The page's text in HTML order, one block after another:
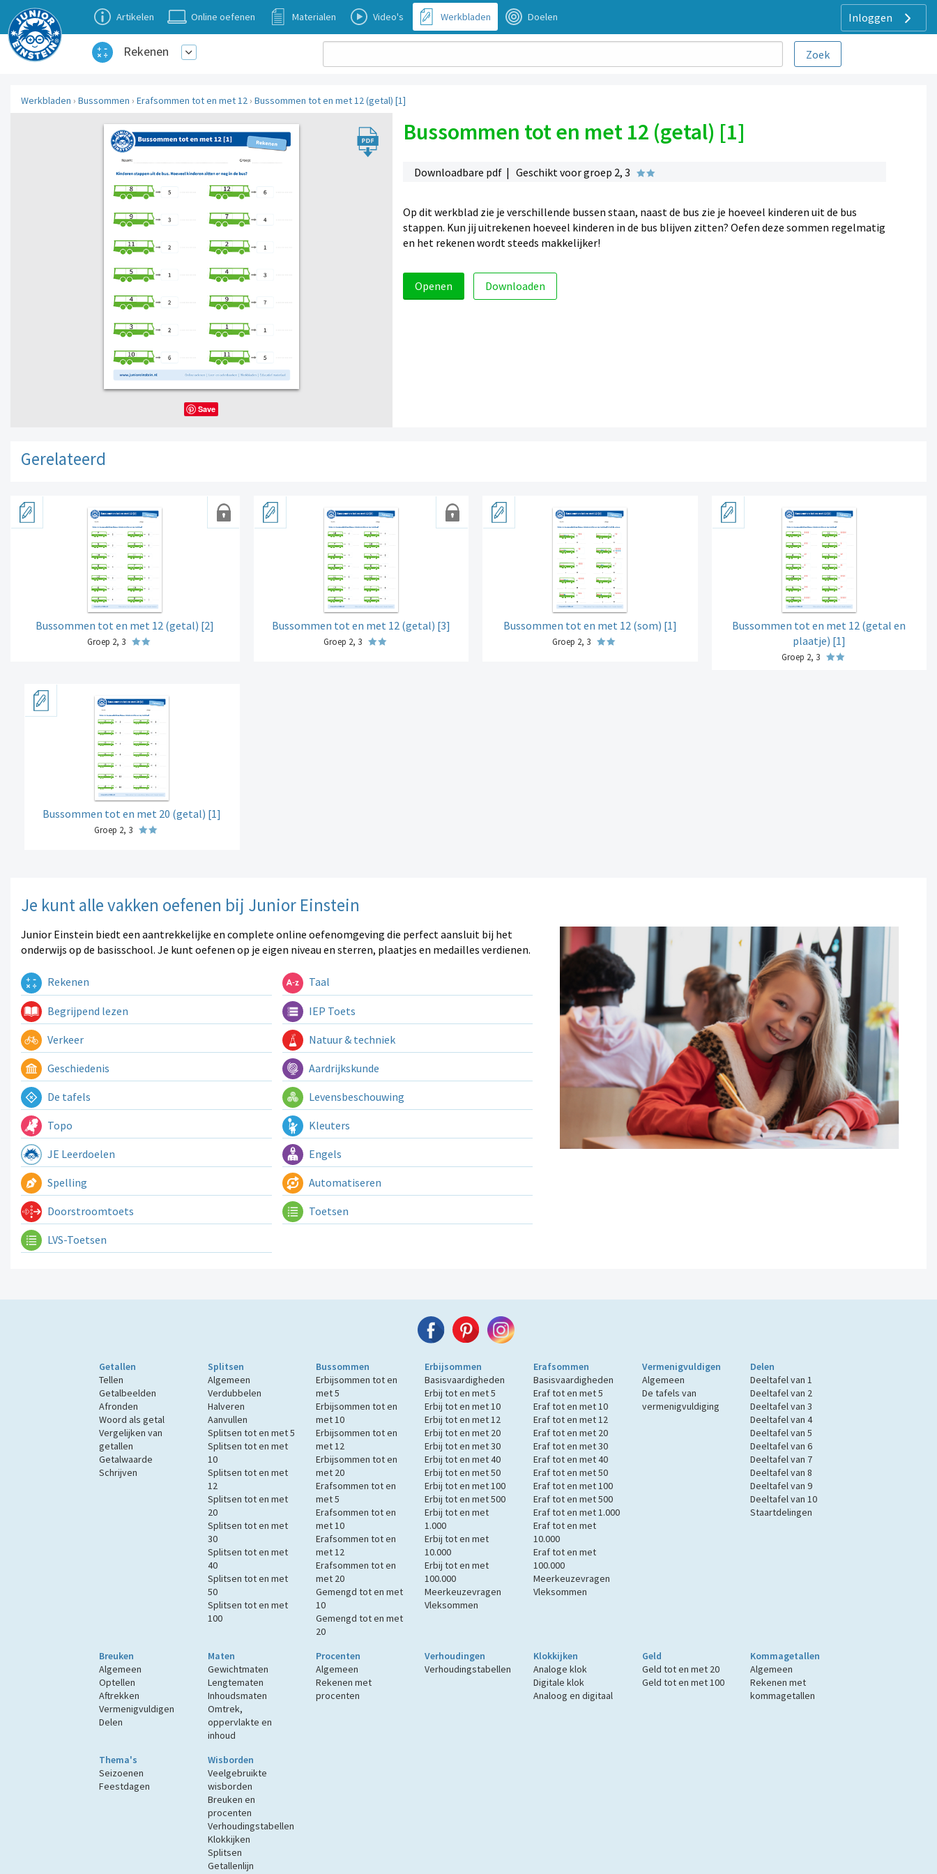
Inloggen
Artikelen Online oefenen Materialen Video's Werkbladen Doelen
Rekenen
Werkbladen › Bussommen › Erafsommen tot en met 12 › Bussommen tot en met 12 (getal) [1]
Bussommen tot en met 12 (getal) [1]
Downloadbare pdf | Geschikt voor groep 2, 3
Op dit werkblad zie je verschillende bussen staan, naast de bus zie je hoeveel kinderen uit de bus
stappen. Kun jij uitrekenen hoeveel kinderen in de bus blijven zitten? Oefen deze sommen regelmatig
en het rekenen wordt steeds makkelijker!
Openen Downloaden
Save
Gerelateerd
Bussommen tot en met 12 (getal) [2]
Groep 2, 3
Bussommen tot en met 12 (getal) [3]
Groep 2, 3
Bussommen tot en met 12 (som) [1]
Groep 2, 3
Bussommen tot en met 12 (getal en
plaatje) [1]
Groep 2, 3
Bussommen tot en met 20 (getal) [1]
Groep 2, 3
Je kunt alle vakken oefenen bij Junior Einstein
Junior Einstein biedt een aantrekkelijke en complete online oefenomgeving die perfect aansluit bij het
onderwijs op de basisschool. Je kunt oefenen op je eigen niveau en sterren, plaatjes en medailles verdienen.
Rekenen Taal
Begrijpend lezen IEP Toets
Verkeer Natuur & techniek
Geschiedenis Aardrijkskunde
De tafels Levensbeschouwing
Topo Kleuters
JE Leerdoelen Engels
Spelling Automatiseren
Doorstroomtoets Toetsen
LVS-Toetsen
Getallen
Tellen
Getalbeelden
Afronden
Woord als getal
Vergelijken van
getallen
Getalwaarde
Schrijven
Splitsen
Algemeen
Verdubbelen
Halveren
Aanvullen
Splitsen tot en met 5
Splitsen tot en met
10
Splitsen tot en met
12
Splitsen tot en met
20
Splitsen tot en met
30
Splitsen tot en met
40
Splitsen tot en met
50
Splitsen tot en met
100
Bussommen
Erbijsommen tot en
met 5
Erbijsommen tot en
met 10
Erbijsommen tot en
met 12
Erbijsommen tot en
met 20
Erafsommen tot en
met 5
Erafsommen tot en
met 10
Erafsommen tot en
met 12
Erafsommen tot en
met 20
Gemengd tot en met
10
Gemengd tot en met
20
Erbijsommen
Basisvaardigheden
Erbij tot en met 5
Erbij tot en met 10
Erbij tot en met 12
Erbij tot en met 20
Erbij tot en met 30
Erbij tot en met 40
Erbij tot en met 50
Erbij tot en met 100
Erbij tot en met 500
Erbij tot en met
1.000
Erbij tot en met
10.000
Erbij tot en met
100.000
Meerkeuzevragen
Vleksommen
Erafsommen
Basisvaardigheden
Eraf tot en met 5
Eraf tot en met 10
Eraf tot en met 12
Eraf tot en met 20
Eraf tot en met 30
Eraf tot en met 40
Eraf tot en met 50
Eraf tot en met 100
Eraf tot en met 500
Eraf tot en met 1.000
Eraf tot en met
10.000
Eraf tot en met
100.000
Meerkeuzevragen
Vleksommen
Vermenigvuldigen
Algemeen
De tafels van
vermenigvuldiging
Delen
Deeltafel van 1
Deeltafel van 2
Deeltafel van 3
Deeltafel van 4
Deeltafel van 5
Deeltafel van 6
Deeltafel van 7
Deeltafel van 8
Deeltafel van 9
Deeltafel van 10
Staartdelingen
Breuken
Algemeen
Optellen
Aftrekken
Vermenigvuldigen
Delen
Maten
Gewichtmaten
Lengtematen
Inhoudsmaten
Omtrek,
oppervlakte en
inhoud
Procenten
Algemeen
Rekenen met
procenten
Verhoudingen
Verhoudingstabellen
Klokkijken
Analoge klok
Digitale klok
Analoog en digitaal
Geld
Geld tot en met 20
Geld tot en met 100
Kommagetallen
Algemeen
Rekenen met
kommagetallen
Thema's
Seizoenen
Feestdagen
Wisborden
Veelgebruikte
wisborden
Breuken en
procenten
Verhoudingstabellen
Klokkijken
Splitsen
Getallenlijn